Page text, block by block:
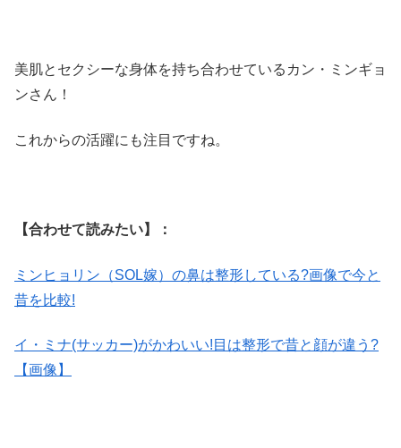
美肌とセクシーな身体を持ち合わせているカン・ミンギョ
ンさん！
これからの活躍にも注目ですね。
【合わせて読みたい】：
ミンヒョリン（SOL嫁）の鼻は整形している?画像で今と
昔を比較!
イ・ミナ(サッカー)がかわいい!目は整形で昔と顔が違う?
【画像】